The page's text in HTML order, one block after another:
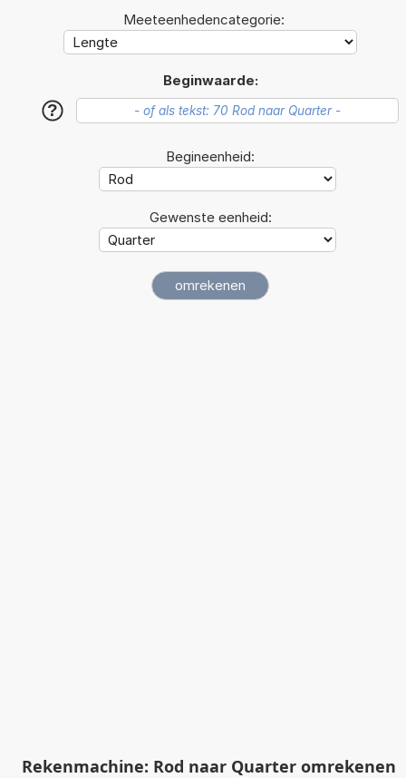
Meeteenhedencategorie:
Beginwaarde:
?
Begineenheid:
Gewenste eenheid:
Rekenmachine: Rod naar Quarter omrekenen